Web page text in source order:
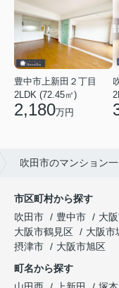
豊中市上新田２丁目
2LDK (72.45㎡)
2,180万円
吹田市のマンション
市区町村から探す
吹田市
豊中市 大
大阪市鶴見区
大阪市
摂津市
大阪市旭区
町名から探す